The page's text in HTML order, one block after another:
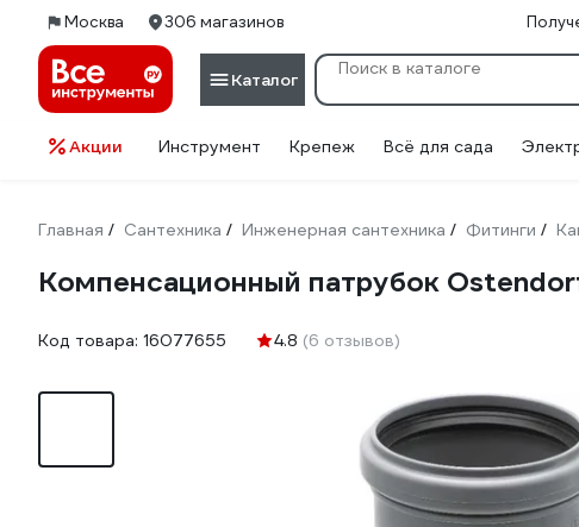
Москва 306 магазинов
Каталог
Акции Инструмент Крепеж Всё для сада
Главная / Сантехника / Инженерная сантехника / Фитинги /
Компенсационный патрубок
Код товара: 16077655 4.8 (6 отзывов)